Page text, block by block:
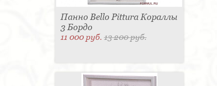
Панно Bello Pittura Кораллы
3 Бордо
11 000 руб.13 200 руб.